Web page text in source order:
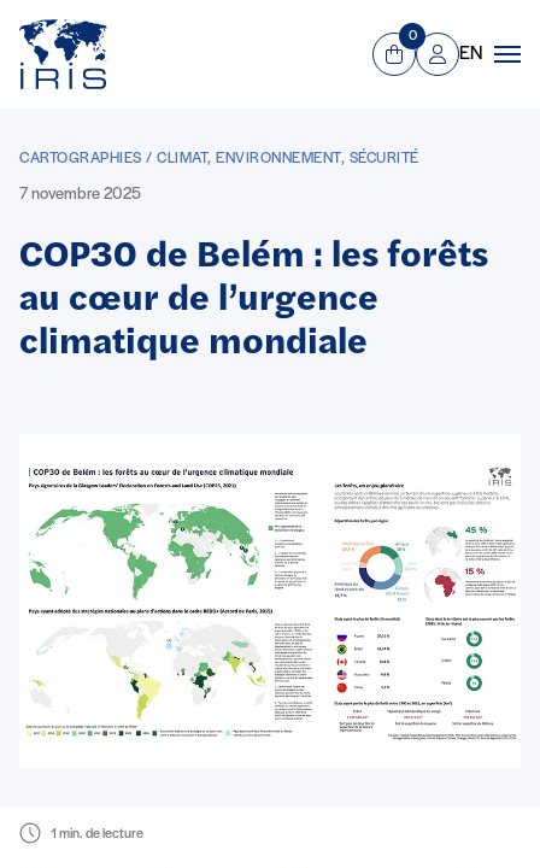
Aller au contenu principal
Panier
0
Mon compte
EN
CARTOGRAPHIES / CLIMAT, ENVIRONNEMENT, SÉCURITÉ
7 novembre 2025
COP30 de Belém : les forêts
au cœur de l’urgence
climatique mondiale
1 min. de lecture